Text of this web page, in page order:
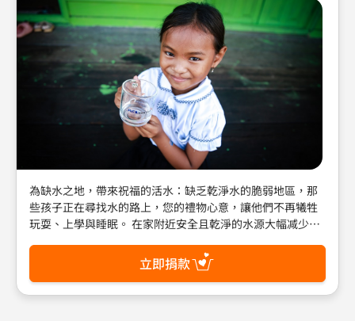
為缺水之地，帶來祝福的活水：缺乏乾淨水的脆弱地區，那
些孩子正在尋找水的路上，您的禮物心意，讓他們不再犧牲
玩耍、上學與睡眠。 在家附近安全且乾淨的水源大幅减少了
有更多的時間爲家庭創造收入。乾淨的廁所及洗手台使兒童
和家庭遠離疾病，開啟活水豐盛的生命！ 郵政劃撥帳號：
立即捐款